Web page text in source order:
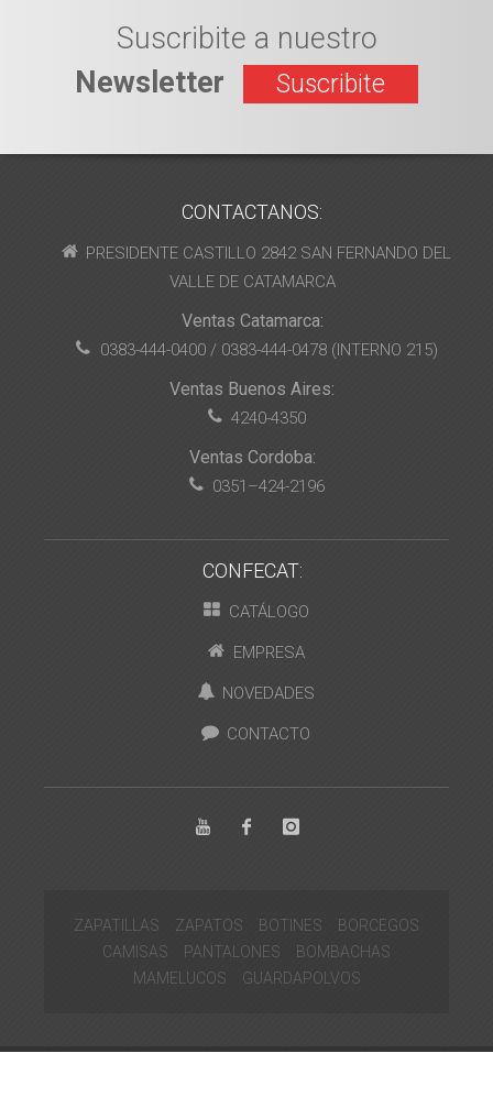
Suscribite a nuestro
Newsletter
Suscribite
CONTACTANOS:
PRESIDENTE CASTILLO 2842 SAN FERNANDO DEL
VALLE DE CATAMARCA
Ventas Catamarca:
0383-444-0400 / 0383-444-0478 (INTERNO 215)
Ventas Buenos Aires:
4240-4350
Ventas Cordoba:
0351–424-2196
CONFECAT:
CATÁLOGO
EMPRESA
NOVEDADES
CONTACTO
ZAPATILLAS ZAPATOS BOTINES
BORCEGOS
CAMISAS
PANTALONES
BOMBACHAS
MAMELUCOS
GUARDAPOLVOS